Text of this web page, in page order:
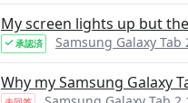
My screen lights up but
承認済 Samsung Galaxy Tab
Why my Samsung Galaxy